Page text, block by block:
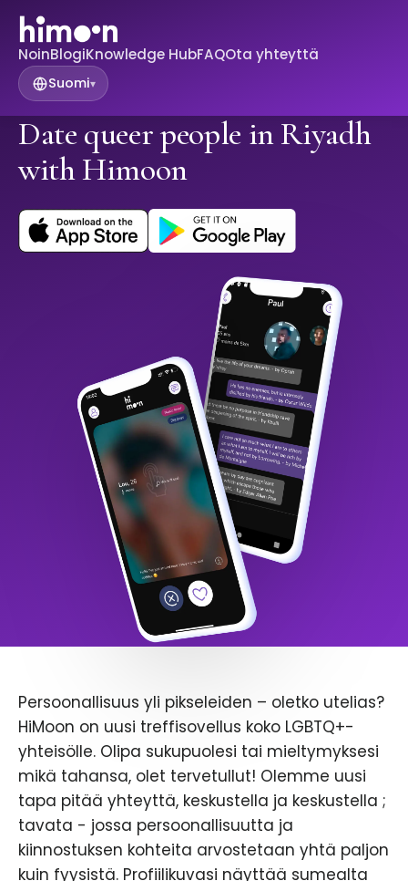
NoinBlogiKnowledge HubFAQOta yhteyttä
Suomi▾
Date queer people in Riyadh
with Himoon
Persoonallisuus yli pikseleiden – oletko utelias?
HiMoon on uusi treffisovellus koko LGBTQ+-
yhteisölle. Olipa sukupuolesi tai mieltymyksesi
mikä tahansa, olet tervetullut! Olemme uusi
tapa pitää yhteyttä, keskustella ja keskustella ;
tavata - jossa persoonallisuutta ja
kiinnostuksen kohteita arvostetaan yhtä paljon
kuin fyysistä. Profiilikuvasi näyttää sumealta